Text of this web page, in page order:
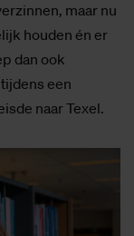
maar nu
houden én er
dan ook
een
naar Texel.